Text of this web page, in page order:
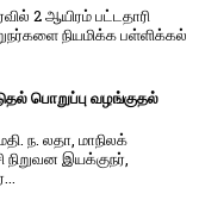
2 ஆயிரம் பட்​ட​தாரி
நியமிக்க பள்​ளிக்​கல்​
பொறுப்பு வழங்குதல்
ந. லதா, மாநிலக்
நிறுவன இயக்குநர்,